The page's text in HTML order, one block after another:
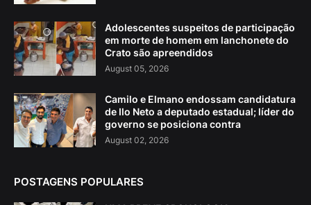
Adolescentes suspeitos de participação
em morte de homem em lanchonete do
Crato são apreendidos
August 05, 2026
Camilo e Elmano endossam candidatura
de Ilo Neto a deputado estadual; líder do
governo se posiciona contra
August 02, 2026
POSTAGENS POPULARES